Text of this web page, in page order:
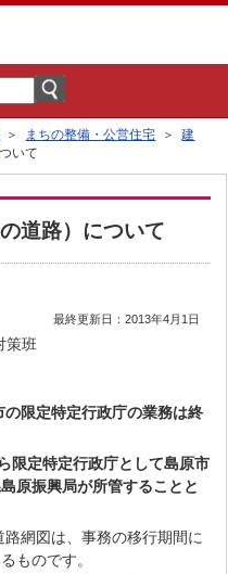
＞ まちの整備・公営住宅 ＞建
いて
道路）について
最終更新日：2013年4月1日
班
限定特定行政庁の業務は終
定特定行政庁として島原市
原振興局が所管することと
網図は、事務の移行期間に
ものです。